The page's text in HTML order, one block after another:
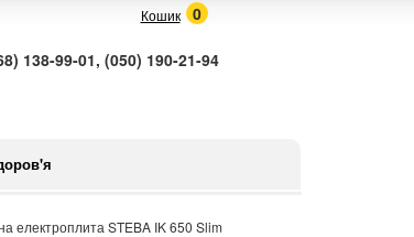
Кошик 0
138-99-01, (050) 190-21-94
електроплита STEBA IK 650 Slim